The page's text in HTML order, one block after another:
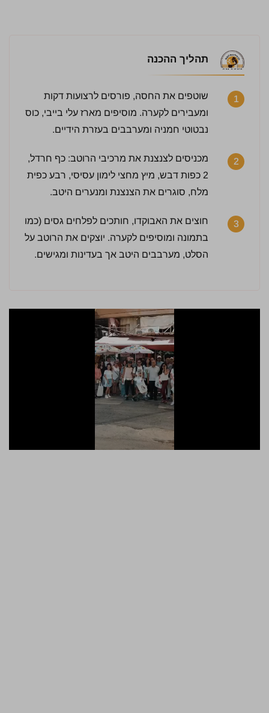
תהליך ההכנה
1
שוטפים את החסה, פורסים לרצועות דקות
ומעבירים לקערה. מוסיפים מארז עלי בייבי, כוס
נבטוטי חמניה ומערבבים בעזרת הידיים.
2
מכניסים לצנצנת את מרכיבי הרוטב: כף חרדל,
2 כפות דבש, מיץ מחצי לימון עסיסי, רבע כפית
מלח, סוגרים את הצנצנת ומנערים היטב.
3
חוצים את האבוקדו, חותכים לפלחים גסים (כמו
בתמונה ומוסיפים לקערה. יוצקים את הרוטב על
הסלט, מערבבים היטב אך בעדינות ומגישים.
3 / 5 | 6 מדרגים
לחץ כדי לדרג: